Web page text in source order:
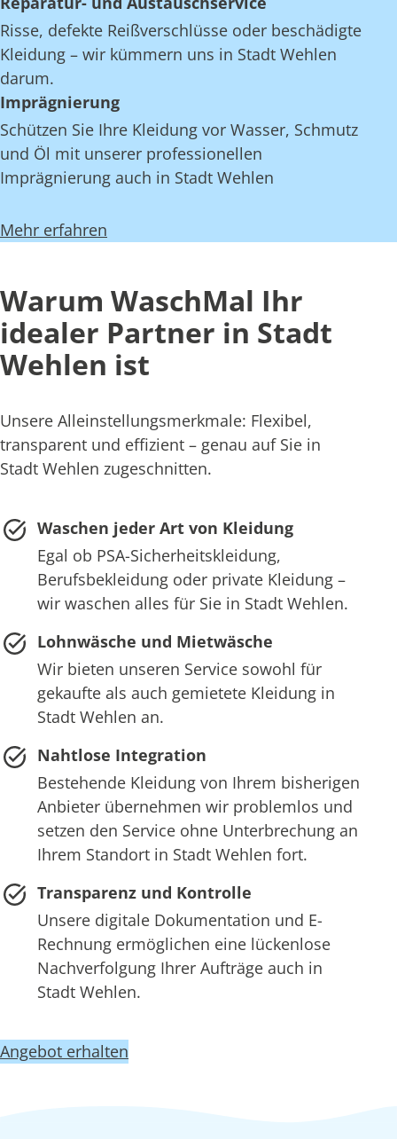
Risse, defekte Reißverschlüsse oder beschädigte
Kleidung – wir kümmern uns in Stadt Wehlen
darum.
Imprägnierung
Schützen Sie Ihre Kleidung vor Wasser, Schmutz
und Öl mit unserer professionellen
Imprägnierung auch in Stadt Wehlen
Mehr erfahren
Warum WaschMal Ihr
idealer Partner in Stadt
Wehlen ist
Unsere Alleinstellungsmerkmale: Flexibel,
transparent und effizient – genau auf Sie in
Stadt Wehlen zugeschnitten.
Waschen jeder Art von Kleidung
Egal ob PSA-Sicherheitskleidung,
Berufsbekleidung oder private Kleidung –
wir waschen alles für Sie in Stadt Wehlen.
Lohnwäsche und Mietwäsche
Wir bieten unseren Service sowohl für
gekaufte als auch gemietete Kleidung in
Stadt Wehlen an.
Nahtlose Integration
Bestehende Kleidung von Ihrem bisherigen
Anbieter übernehmen wir problemlos und
setzen den Service ohne Unterbrechung an
Ihrem Standort in Stadt Wehlen fort.
Transparenz und Kontrolle
Unsere digitale Dokumentation und E-
Rechnung ermöglichen eine lückenlose
Nachverfolgung Ihrer Aufträge auch in
Stadt Wehlen.
Angebot erhalten